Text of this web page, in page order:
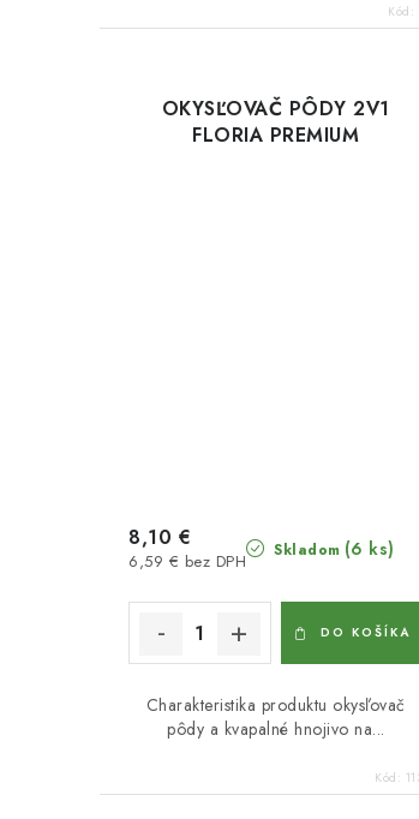
Kód:
OKYSĽOVAČ PÔDY 2V1
FLORIA PREMIUM
Skladom (6 ks)
6,59 € bez DPH
8,10 €
DO KOŠÍKA
Charakteristika produktu okysľovač
pôdy a kvapalné hnojivo na...
Kód: